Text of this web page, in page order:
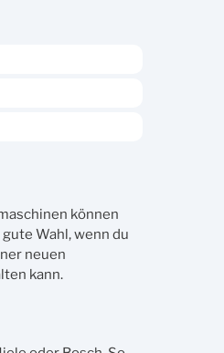
können
Wahl, wenn du
neuen
kann.